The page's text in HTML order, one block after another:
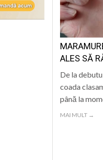
ALES SĂ
De la
coada
până la
MAI MULT →